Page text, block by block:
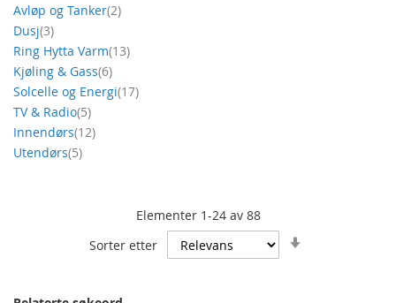
Elementer 1-24av 88
Sorter etter
Avløp og Tanker 2produkt
Dusj 3produkt
Ring Hytta Varm 13produkt
Kjøling & Gass 6produkt
Solcelle og Energi 17produkt
TV & Radio 5produkt
Innendørs 12produkt
Utendørs 5produkt